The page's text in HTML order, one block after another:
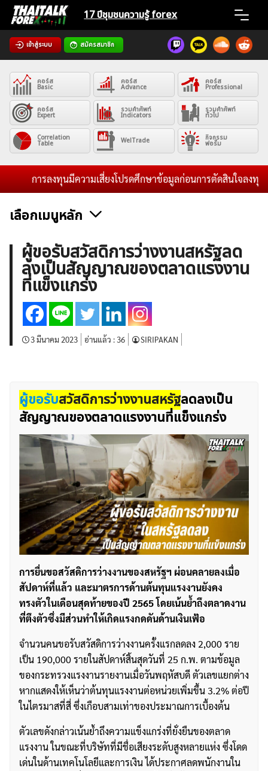
Skip
content
17 ปีชุมชนความรู้ forex
เข้าสู่ระบบ สมัครสมาชิก
Home
News
Articles
VPS Register
ค้นหา
สำหรับ:
คอร์ส
Basic
คอร์ส
Advance
คอร์ส
Professional
คอร์ส
Expert
รวมคำศัพท์
Indicators
รวมคำศัพท์
ทั่วไป
Correlation
Table WelTrade กิจกรรม
ฟอรั่ม
การลงทุนมีความเสี่ยงโปรดศึกษาข้อมูลก่อนการตัดสินใจลงทุน แล
เลือกเมนูหลัก
ข่าวฟอเร็กซ์และสกุลเงิน คริปโตเคอร์เรนซี
ฟรีซิกแนล รายวัน
บทวิเคราะห์
เศรษฐกิจทั่วไป ดัชนี-หุ้น
พันธบัตร
สินค้าโภคภัณฑ์
โบรกเกอร์ FX
กองทุน Forex
ฟรี EA
ผู้ขอรับสวัสดิการว่างงานสหรัฐลด
ลงเป็นสัญญาณของตลาดแรงงาน
ที่แข็งแกร่ง
3 มีนาคม 2023 อ่านแล้ว :36 SIRIPAKAN
ผู้ขอรับสวัสดิการว่างงานสหรัฐลดลงเป็น
สัญญาณของตลาดแรงงานที่แข็งแกร่ง
การยื่นขอสวัสดิการว่างงานของสหรัฐฯ ผ่อนคลายลงเมื่อ
สัปดาห์ที่แล้ว และมาตรการด้านต้นทุนแรงงานยังคง
ทรงตัวในเดือนสุดท้ายของปี 2565 โดยเน้นย้ำถึงตลาดงาน
ที่ตึงตัวซึ่งมีส่วนทำให้เกิดแรงกดดันด้านเงินเฟ้อ
จำนวนคนขอรับสวัสดิการว่างงานครั้งแรกลดลง 2,000 ราย
เป็น 190,000 รายในสัปดาห์สิ้นสุดวันที่ 25 ก.พ. ตามข้อมูล
ของกระทรวงแรงงานรายงานเมื่อวันพฤหัสบดี ตัวเลขแยกต่าง
หากแสดงให้เห็นว่าต้นทุนแรงงานต่อหน่วยเพิ่มขึ้น 3.2% ต่อปี
ในไตรมาสที่สี่ ซึ่งเกือบสามเท่าของประมาณการเบื้องต้น
ตัวเลขดังกล่าวเน้นย้ำถึงความแข็งแกร่งที่ยั่งยืนของตลาด
แรงงาน ในขณะที่บริษัทที่มีชื่อเสียงระดับสูงหลายแห่ง ซึ่งโดด
เด่นในด้านเทคโนโลยีและการเงิน ได้ประกาศลดพนักงานใน